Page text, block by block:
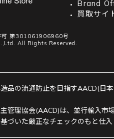
可 第301061906960号
All Rights Reserved.
Brand
買取サイ
品の流通防止を目指すAACD(日
管理協会(AACD)は、並行輸入市
づいた厳正なチェックのもと仕